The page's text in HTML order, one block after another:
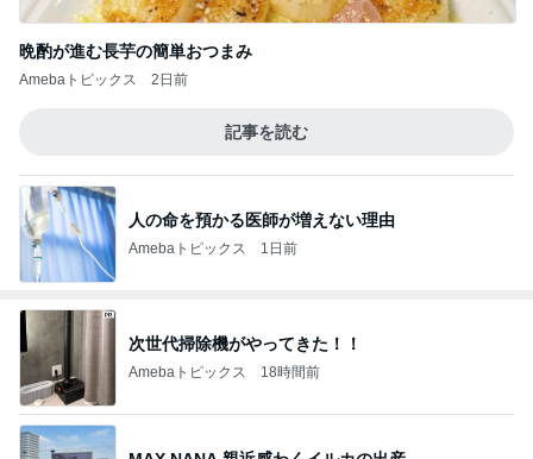
晩酌が進む長芋の簡単おつまみ
Amebaトピックス 2日前
記事を読む
人の命を預かる医師が増えない理由
Amebaトピックス 1日前
次世代掃除機がやってきた！！
Amebaトピックス 18時間前